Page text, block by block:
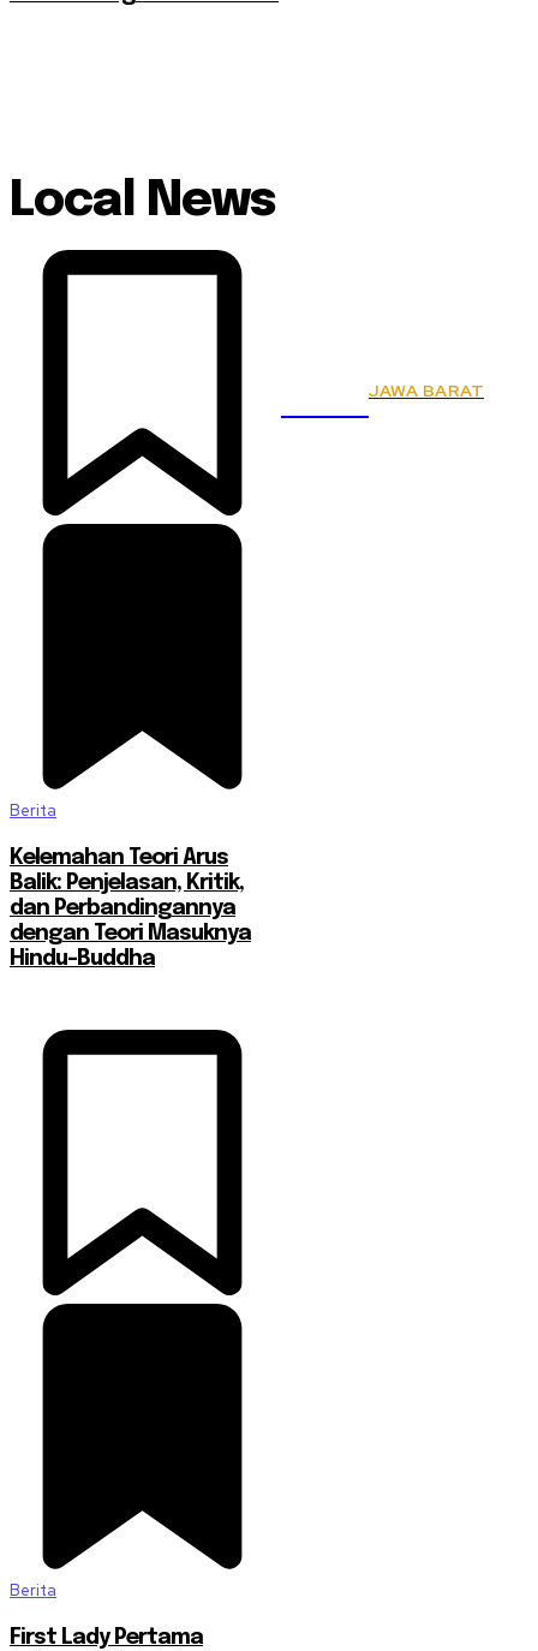
Local News
Berita
Kelemahan Teori Arus
Balik: Penjelasan, Kritik,
dan Perbandingannya
dengan Teori Masuknya
Hindu-Buddha
Berita
First Lady Pertama
JAWA BARAT